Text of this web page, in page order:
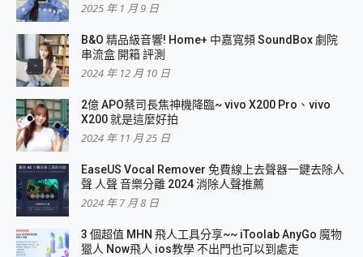
2025 年 1 月 9 日
B&O 精品級音響! Home+ 中嘉寬頻 SoundBox 劇院
串流盒 開箱 評測
2024 年 12 月 10 日
2億 APO蔡司長焦神機降臨~ vivo X200 Pro、vivo
X200 就是這麼好拍
2024 年 11 月 25 日
EaseUS Vocal Remover 免費線上去聲器一鍵去除人
聲 人聲 音樂分離 2024 消除人聲推薦
2024 年 7 月 8 日
3 個超值 MHN 飛人工具分享~~ iToolab AnyGo 魔物
獵人 Now飛人 ios教學 不出門也可以到處走